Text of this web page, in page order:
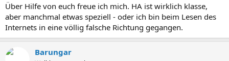
Über Hilfe von euch freue ich mich. HA ist wirklich klasse,
aber manchmal etwas speziell - oder ich bin beim Lesen des
Internets in eine völlig falsche Richtung gegangen.
Barungar